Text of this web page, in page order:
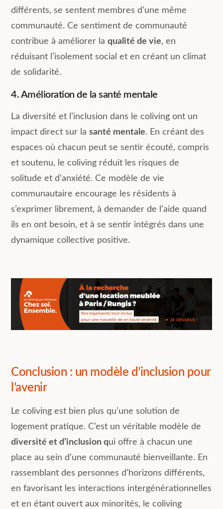
différents, se sentent membres d’une même
communauté. Ce sentiment de communauté
contribue à améliorer laqualité de vie, en
réduisant l’isolement social et en créant un climat
de solidarité.
4. Amélioration de la santé mentale
La diversité et l’inclusion dans le coliving ont un
impact direct sur lasanté mentale. En créant des
espaces où chacun peut se sentir écouté, compris
et soutenu, le coliving réduit les risques de
solitude et d’anxiété. Ce modèle de vie
communautaire encourage les résidents à
s’exprimer librement, à demander de l’aide quand
ils en ont besoin, et à se sentir intégrés dans une
dynamique collective positive.
Conclusion : un modèle d’inclusion pour
l’avenir
Le coliving est bien plus qu’une solution de
logement pratique. C’est un véritable modèle de
diversité et d’inclusion qui offre à chacun une
place au sein d’une communauté bienveillante. En
rassemblant des personnes d’horizons différents,
en favorisant les interactions intergénérationnelles
et en étant ouvert aux minorités, le coliving